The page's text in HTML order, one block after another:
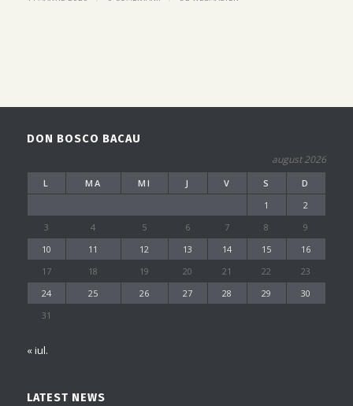
DON BOSCO BACAU
august 2026
L MA MI J V S
D
1
2
3
4 5 6 7 8
9
10
11 12 13 14 15
16
17
18 19 20 21 22
23
24
25 26 27 28 29
30
31
« iul.
LATEST NEWS